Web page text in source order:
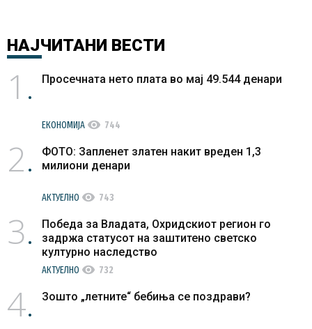
НАЈЧИТАНИ ВЕСТИ
1 Просечната нето плата во мај 49.544 денари
ЕКОНОМИЈА visibility 744
2
ФОТО: Запленет златен накит вреден 1,3
милиони денари
АКТУЕЛНО visibility 743
3
Победа за Владата, Охридскиот регион го
задржа статусот на заштитено светско
културно наследство
АКТУЕЛНО visibility 732
4 Зошто „летните“ бебиња се поздрави?